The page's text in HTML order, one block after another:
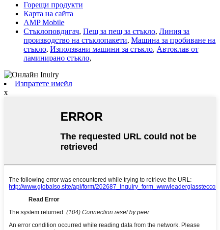
Горещи продукти
Карта на сайта
AMP Mobile
Стъклоповдигач, Пещ за пещ за стъкло, Линия за
производство на стъклопакети, Машина за пробиване на
стъкло, Използвани машини за стъкло, Автоклав от
ламинирано стъкло,
Изпратете имейл
x